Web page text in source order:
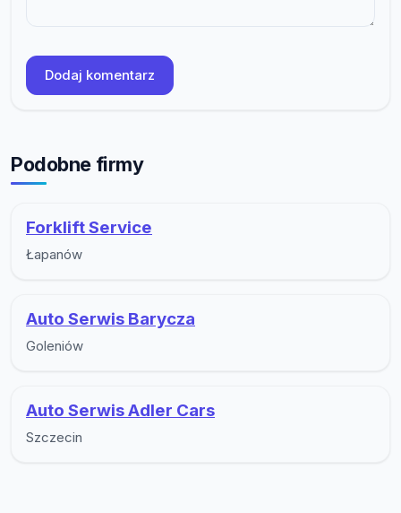
Dodaj komentarz
Podobne firmy
Forklift Service
Łapanów
Auto Serwis Barycza
Goleniów
Auto Serwis Adler Cars
Szczecin